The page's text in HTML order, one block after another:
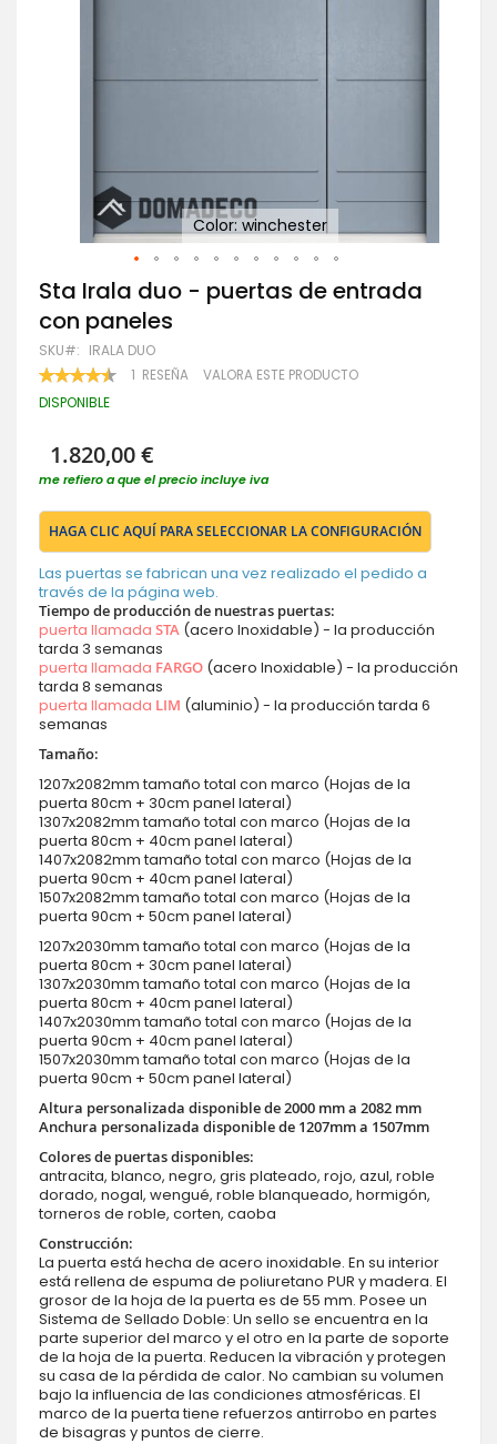
Color: winchester
Saltar
al
comienzo
de
la
galería
de
Sta Irala duo - puertas de entrada
con paneles
SKU IRALA DUO
VALORACIÓN:
90 100
1 RESEÑA VALORA ESTE PRODUCTO
DISPONIBLE
1.820,00 €
me refiero a que el precio incluye iva
HAGA CLIC AQUÍ PARA SELECCIONAR LA CONFIGURACIÓN
Las puertas se fabrican una vez realizado el pedido a
través de la página web.
Tiempo de producción de nuestras puertas:
puerta llamada STA (acero Inoxidable) - la producción
tarda 3 semanas
puerta llamada FARGO (acero Inoxidable) - la producción
tarda 8 semanas
puerta llamada LIM (aluminio) - la producción tarda 6
semanas
Tamaño:
1207x2082mm tamaño total con marco (Hojas de la
puerta 80cm + 30cm panel lateral)
1307x2082mm tamaño total con marco (Hojas de la
puerta 80cm + 40cm panel lateral)
1407x2082mm tamaño total con marco (Hojas de la
puerta 90cm + 40cm panel lateral)
1507x2082mm tamaño total con marco (Hojas de la
puerta 90cm + 50cm panel lateral)
1207x2030mm tamaño total con marco (Hojas de la
puerta 80cm + 30cm panel lateral)
1307x2030mm tamaño total con marco (Hojas de la
puerta 80cm + 40cm panel lateral)
1407x2030mm tamaño total con marco (Hojas de la
puerta 90cm + 40cm panel lateral)
1507x2030mm tamaño total con marco (Hojas de la
puerta 90cm + 50cm panel lateral)
Altura personalizada disponible de 2000 mm a 2082 mm
Anchura personalizada disponible de 1207mm a 1507mm
Colores de puertas disponibles:
antracita, blanco, negro, gris plateado, rojo, azul, roble
dorado, nogal, wengué, roble blanqueado, hormigón,
torneros de roble, corten, caoba
Construcción:
La puerta está hecha de acero inoxidable. En su interior
está rellena de espuma de poliuretano PUR y madera. El
grosor de la hoja de la puerta es de 55 mm. Posee un
Sistema de Sellado Doble: Un sello se encuentra en la
parte superior del marco y el otro en la parte de soporte
de la hoja de la puerta. Reducen la vibración y protegen
su casa de la pérdida de calor. No cambian su volumen
bajo la influencia de las condiciones atmosféricas. El
marco de la puerta tiene refuerzos antirrobo en partes
de bisagras y puntos de cierre.